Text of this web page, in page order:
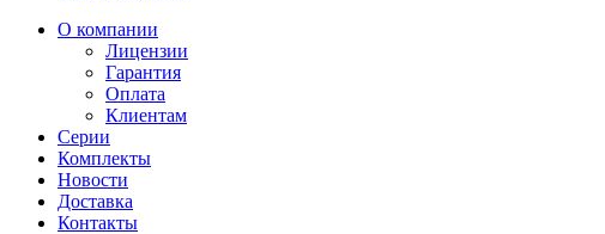
О компании
Лицензии
Гарантия
Оплата
Клиентам
Серии
Комплекты
Новости
Доставка
Контакты